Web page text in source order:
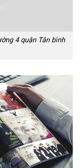
4 quận Tân bình